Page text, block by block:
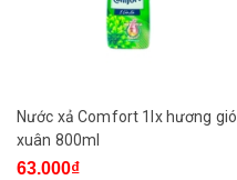
Nước xả Comfort 1lx hương gió
xuân 800ml
63.000₫